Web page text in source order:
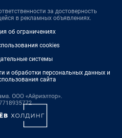
за достоверность
в рекламных объявлениях.
об ограничениях
cookies
системы
и обработки персональных данных и
сайта